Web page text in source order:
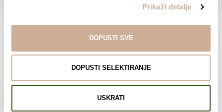
Prikaži detalje
DOPUSTI SVE
DOPUSTI SELEKTIRANJE
USKRATI
Limited Edition Fotografije